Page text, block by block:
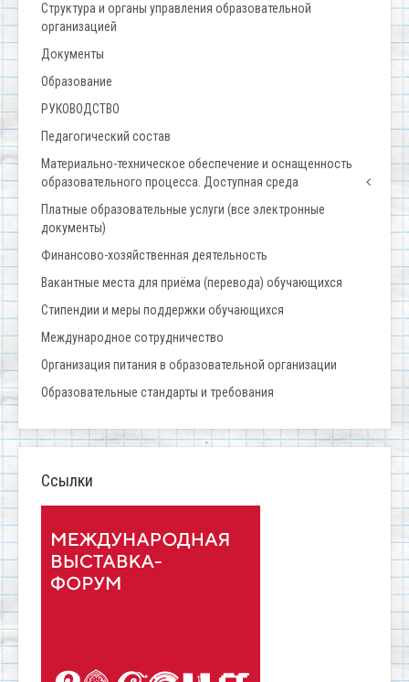
Структура и органы управления образовательной
организацией
Документы
Образование
РУКОВОДСТВО
Педагогический состав
Материально-техническое обеспечение и оснащенность
образовательного процесса. Доступная среда
Платные образовательные услуги (все электронные
документы)
Финансово-хозяйственная деятельность
Вакантные места для приёма (перевода) обучающихся
Стипендии и меры поддержки обучающихся
Международное сотрудничество
Организация питания в образовательной организации
Образовательные стандарты и требования
Ссылки